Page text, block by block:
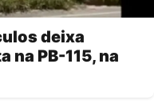
deixa
na PB-115, na